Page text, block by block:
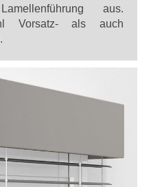
aus.
Vorsatz- als auch